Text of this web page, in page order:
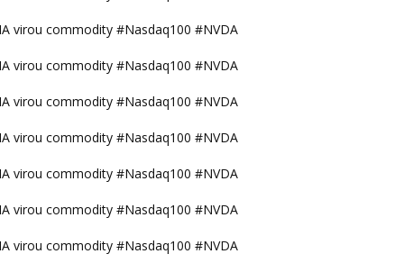
virou commodity #Nasdaq100 #NVDA
virou commodity #Nasdaq100 #NVDA
virou commodity #Nasdaq100 #NVDA
virou commodity #Nasdaq100 #NVDA
virou commodity #Nasdaq100 #NVDA
virou commodity #Nasdaq100 #NVDA
virou commodity #Nasdaq100 #NVDA